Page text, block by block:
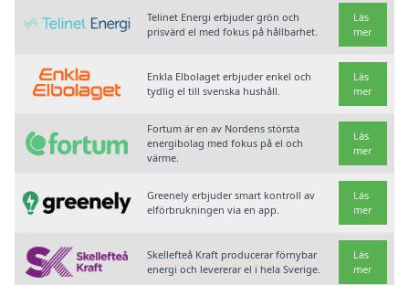
Telinet Energi erbjuder grön och
prisvärd el med fokus på hållbarhet.
Läs
mer
Enkla Elbolaget erbjuder enkel och
tydlig el till svenska hushåll.
Läs
mer
Fortum är en av Nordens största
energibolag med fokus på el och
värme.
Läs
mer
Greenely erbjuder smart kontroll av
elförbrukningen via en app.
Läs
mer
Skellefteå Kraft producerar förnybar
energi och levererar el i hela Sverige.
Läs
mer